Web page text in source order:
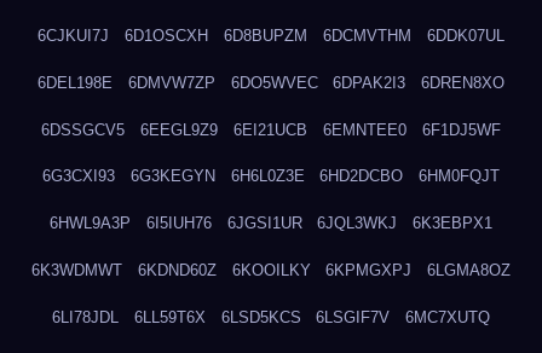
6CJKUI7J 6D1OSCXH 6D8BUPZM 6DCMVTHM 6DDK07UL
6DEL198E 6DMVW7ZP 6DO5WVEC 6DPAK2I3 6DREN8XO
6DSSGCV5 6EEGL9Z9 6EI21UCB 6EMNTEE0 6F1DJ5WF
6G3CXI93 6G3KEGYN 6H6L0Z3E 6HD2DCBO 6HM0FQJT
6HWL9A3P 6I5IUH76 6JGSI1UR 6JQL3WKJ 6K3EBPX1
6K3WDMWT 6KDND60Z 6KOOILKY 6KPMGXPJ 6LGMA8OZ
6LI78JDL 6LL59T6X 6LSD5KCS 6LSGIF7V 6MC7XUTQ